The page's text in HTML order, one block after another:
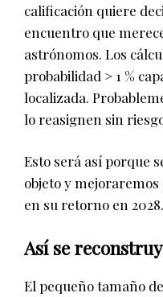
calificación quiere
encuentro que
astrónomos. Los
probabilidad > 1 %
localizada.
lo reasignen sin
Esto será así porque
objeto y
en su retorno en 2028.
Así se
El pequeño tamaño